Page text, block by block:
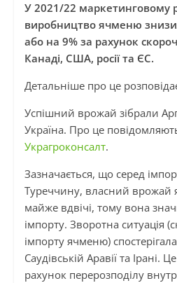
У 2021/22 маркетинговому
виробництво ячменю
або на 9% за рахунок
Канаді, США, росії та ЄС.
Детальніше про це
Успішний врожай зібрали
Україна. Про це
Украгроконсалт.
Зазначається, що серед
Туреччину, власний врожай
майже вдвічі, тому вона
імпорту. Зворотна ситуація
імпорту ячменю)
Саудівській Аравії та Ірані.
рахунок перерозподілу